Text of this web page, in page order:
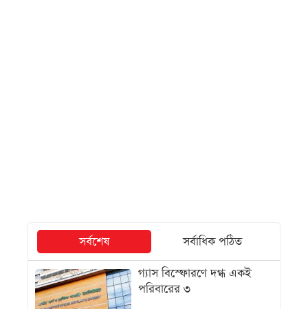
সর্বশেষ
সর্বাধিক পঠিত
গ্যাস বিস্ফোরণে দগ্ধ একই
পরিবারের ৩